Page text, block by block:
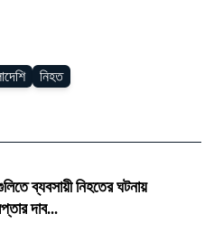
নিহত
ব্যবসায়ী নিহতের ঘটনায়
দাব...